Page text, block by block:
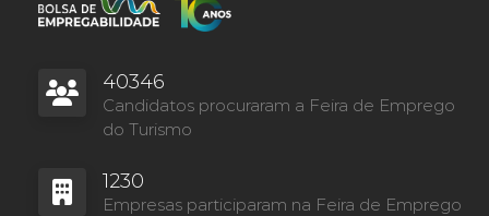
40346
Candidatos procuraram a Feira de Emprego
do Turismo
1230
Empresas participaram na Feira de Emprego